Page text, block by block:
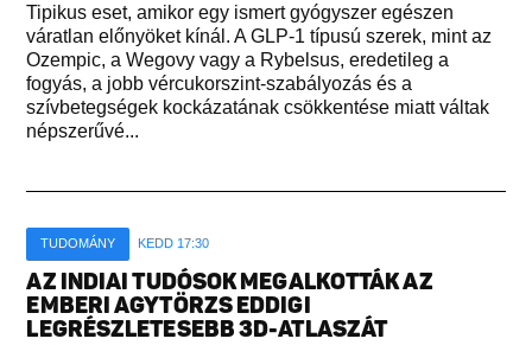
Tipikus eset, amikor egy ismert gyógyszer egészen
váratlan előnyöket kínál. A GLP-1 típusú szerek, mint az
Ozempic, a Wegovy vagy a Rybelsus, eredetileg a
fogyás, a jobb vércukorszint-szabályozás és a
szívbetegségek kockázatának csökkentése miatt váltak
népszerűvé...
TUDOMÁNY KEDD 17:30
AZ INDIAI TUDÓSOK MEGALKOTTÁK AZ
EMBERI AGYTÖRZS EDDIGI
LEGRÉSZLETESEBB 3D-ATLASZÁT